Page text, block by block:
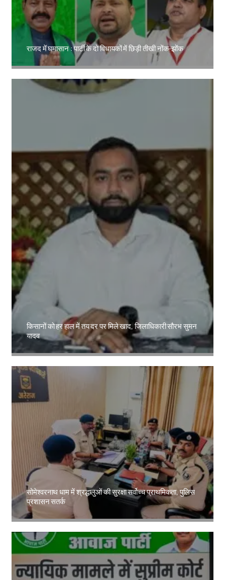
राजद में घमासान : पार्टी के दो विधायकों में छिड़ी तीखी नोंक-झोंक
Amit Lekh
किसानों को हर हाल में तय दर पर मिले खाद, जिलाधिकारी सौरभ सुमन
यादव
Amit Lekh
सोमेश्वरनाथ धाम में श्रद्धालुओं की सुरक्षा सर्वोच्च प्राथमिकता, पुलिस
प्रशासन सतर्क